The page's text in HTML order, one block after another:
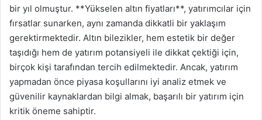
bir yıl olmuştur. **Yükselen altın fiyatları**, yatırımcılar için
fırsatlar sunarken, aynı zamanda dikkatli bir yaklaşım
gerektirmektedir. Altın bilezikler, hem estetik bir değer
taşıdığı hem de yatırım potansiyeli ile dikkat çektiği için,
birçok kişi tarafından tercih edilmektedir. Ancak, yatırım
yapmadan önce piyasa koşullarını iyi analiz etmek ve
güvenilir kaynaklardan bilgi almak, başarılı bir yatırım için
kritik öneme sahiptir.